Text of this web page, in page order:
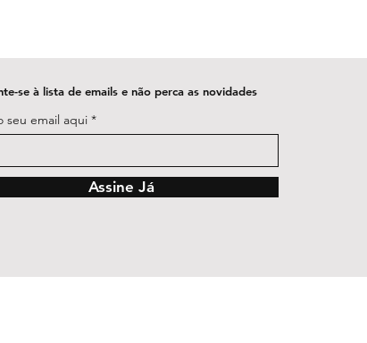
se à lista de emails e não perca as novidades
seu email aqui
Assine Já